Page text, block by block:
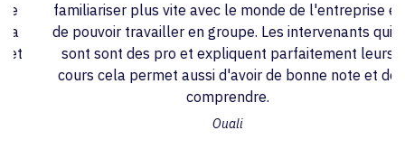
familiariser plus vite avec le monde de l'entreprise et
de pouvoir travailler en groupe. Les intervenants qui y
sont sont des pro et expliquent parfaitement leurs
cours cela permet aussi d'avoir de bonne note et de
comprendre.
Ouali